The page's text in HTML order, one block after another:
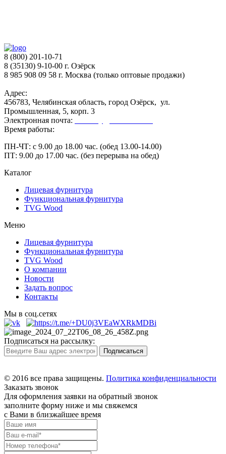
8 (800) 201-10-71
8 (35130) 9-10-00 г. Озёрск
8 985 908 09 58 г. Москва (только оптовые продажи)
Адрес:
456783, Челябинская область, город Озёрск, ул.
Промышленная, 5, корп. 3
Электронная почта:
Время работы:
ПН-ЧТ: с 9.00 до 18.00 час. (обед 13.00-14.00)
ПТ: 9.00 до 17.00 час. (без перерыва на обед)
Каталог
Лицевая фурнитура
Функциональная фурнитура
TVG Wood
Меню
Лицевая фурнитура
Функциональная фурнитура
TVG Wood
О компании
Новости
Задать вопрос
Контакты
Мы в соц.сетях
Подписаться на рассылку:
© 2016 все права защищены. Политика конфиденциальности
Заказать звонок
Для оформления заявки на обратный звонок
заполните форму ниже и мы свяжемся
с Вами в близжайшее время